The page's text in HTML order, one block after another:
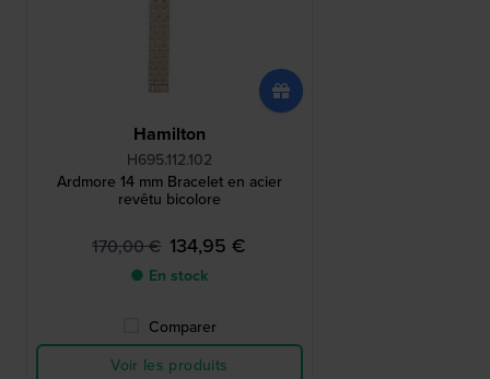
Hamilton
H695.112.102
Ardmore 14 mm Bracelet en acier
revêtu bicolore
170,00 € 134,95 €
● En stock
Comparer
Voir les produits